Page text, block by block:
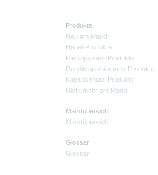
Produkte
Neu am Markt
Hebel-Produkte
Partizipations-Produkte
Renditeoptimierungs-Produkte
Kapitalschutz-Produkte
Nicht mehr am Markt
Marktübersicht
Marktübersicht
Glossar
Glossar